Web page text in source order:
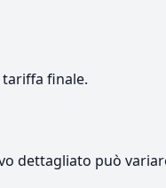
finale.
dettagliato può